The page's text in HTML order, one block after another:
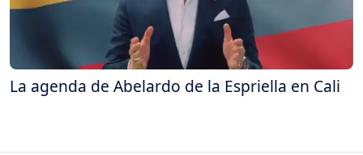
La agenda de Abelardo de la Espriella en Cali